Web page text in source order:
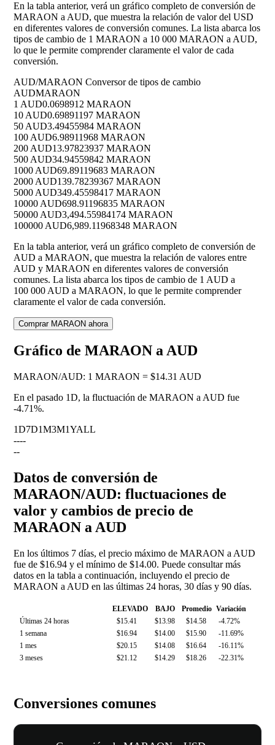
En la tabla anterior, verá un gráfico completo de conversión de
MARAON a AUD, que muestra la relación de valor del USD
en diferentes valores de conversión comunes. La lista abarca los
tipos de cambio de 1 MARAON a 10 000 MARAON a AUD,
lo que le permite comprender claramente el valor de cada
conversión.
AUD/MARAON Conversor de tipos de cambio
AUDMARAON
1 AUD0.0698912 MARAON
10 AUD0.69891197 MARAON
50 AUD3.49455984 MARAON
100 AUD6.98911968 MARAON
200 AUD13.97823937 MARAON
500 AUD34.94559842 MARAON
1000 AUD69.89119683 MARAON
2000 AUD139.78239367 MARAON
5000 AUD349.45598417 MARAON
10000 AUD698.91196835 MARAON
50000 AUD3,494.55984174 MARAON
100000 AUD6,989.11968348 MARAON
En la tabla anterior, verá un gráfico completo de conversión de
AUD a MARAON, que muestra la relación de valores entre
AUD y MARAON en diferentes valores de conversión
comunes. La lista abarca los tipos de cambio de 1 AUD a
100 000 AUD a MARAON, lo que le permite comprender
claramente el valor de cada conversión.
Comprar MARAON ahora
Gráfico de MARAON a AUD
MARAON/AUD: 1 MARAON = $14.31 AUD
En el pasado 1D, la fluctuación de MARAON a AUD fue
-4.71%.
1D7D1M3M1YALL
----
--
Datos de conversión de
MARAON/AUD: fluctuaciones de
valor y cambios de precio de
MARAON a AUD
En los últimos 7 días, el precio máximo de MARAON a AUD
fue de $16.94 y el mínimo de $14.00. Puede consultar más
datos en la tabla a continuación, incluyendo el precio de
MARAON a AUD en las últimas 24 horas, 30 días y 90 días.
ELEVADO BAJO Promedio Variación
Últimas 24 horas
$15.41 $13.98 $14.58
-4.72%
1 semana
$16.94 $14.00 $15.90
-11.69%
1 mes
$20.15 $14.08 $16.64
-16.11%
3 meses
$21.12 $14.29 $18.26 -22.31%
Conversiones comunes